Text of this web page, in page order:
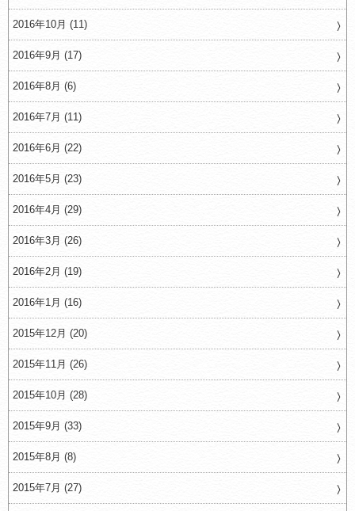
2016年10月 (11)
2016年9月 (17)
2016年8月 (6)
2016年7月 (11)
2016年6月 (22)
2016年5月 (23)
2016年4月 (29)
2016年3月 (26)
2016年2月 (19)
2016年1月 (16)
2015年12月 (20)
2015年11月 (26)
2015年10月 (28)
2015年9月 (33)
2015年8月 (8)
2015年7月 (27)